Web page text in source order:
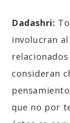
Dadashri:
involucran
consideran
que no por